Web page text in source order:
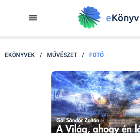
EKÖNYVEK / MŰVÉSZET / FOTÓ